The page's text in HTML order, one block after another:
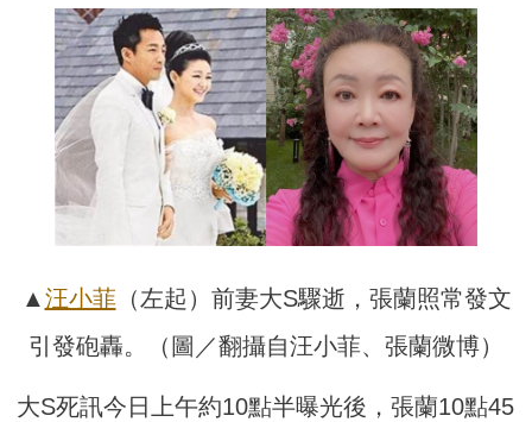
▲汪小菲（左起）前妻大S驟逝，張蘭照常發文
引發砲轟。（圖／翻攝自汪小菲、張蘭微博）
大S死訊今日上午約10點半曝光後，張蘭10點45